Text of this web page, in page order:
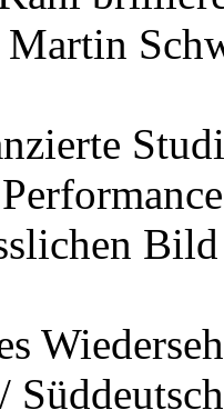
Martin